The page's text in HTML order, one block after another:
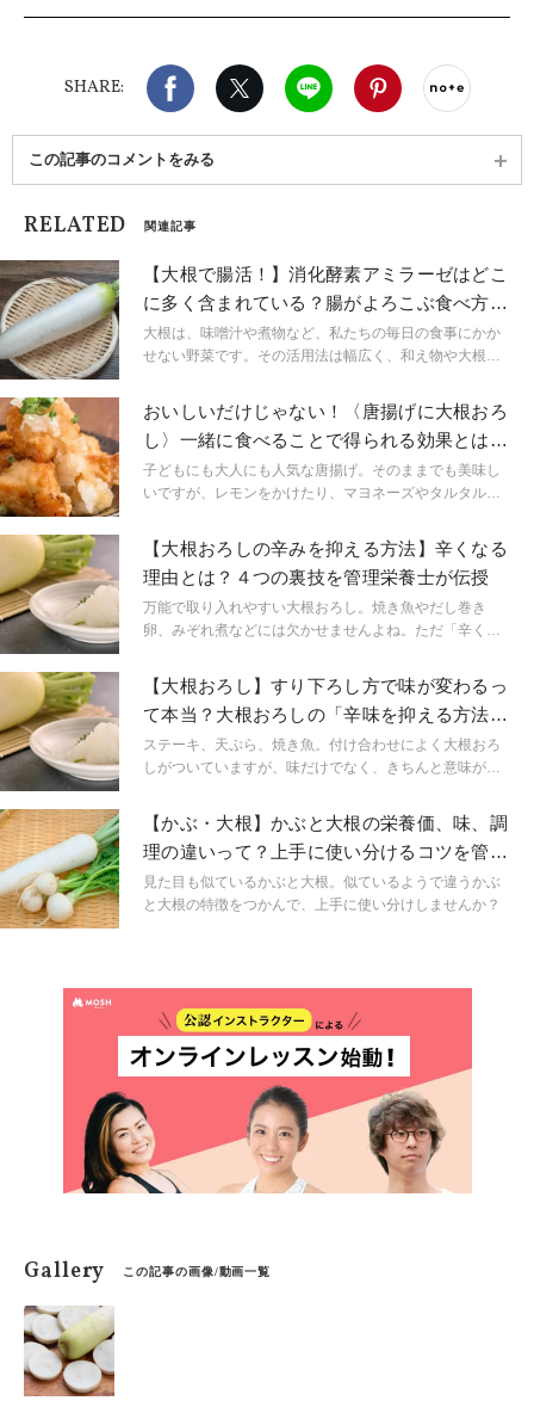
ンメニューの提案に携る。
SHARE:
Facebook X（旧twitter）
LINE Pinterest
この記事のコメントをみる
RELATED 関連記事
【大根で腸活！】消化酵素アミラーゼはどこ
に多く含まれている？腸がよろこぶ食べ方
は？栄養士が回答
大根は、味噌汁や煮物など、私たちの毎日の食事にかか
せない野菜です。その活用法は幅広く、和え物や大根お
端部分で成分の違いがあることをご存じでしょうか。今
回は、大根の消化酵素、部位による違いについて管理栄
養士が解説します。
おいしいだけじゃない！〈唐揚げに大根おろ
し〉一緒に食べることで得られる効果とは？
管理栄養士が解説
子どもにも大人にも人気な唐揚げ。そのままでも美味し
いですが、レモンをかけたり、マヨネーズやタルタルソ
すね。実は、唐揚げに大根おろしの組み合わせもおいし
いのをご存じですか？しかも、おいしいだけではなく、
嬉しい栄養効果も！今回は唐揚げと大根おろしの意外な
栄養効果について解説します。
【大根おろしの辛みを抑える方法】辛くなる
理由とは？４つの裏技を管理栄養士が伝授
万能で取り入れやすい大根おろし。焼き魚やだし巻き
卵、みぞれ煮などには欠かせませんよね。ただ「辛くて
根おろしが辛くなる理由と、辛みを抑えるための方法に
ついて紹介します。
【大根おろし】すり下ろし方で味が変わるっ
て本当？大根おろしの「辛味を抑える方法」
を栄養士が解説
ステーキ、天ぷら、焼き魚。付け合わせによく大根おろ
しがついていますが、味だけでなく、きちんと意味があ
て辛味が調整できることを知っていますか？今回は大根
おろしについて詳しくみていきましょう。
【かぶ・大根】かぶと大根の栄養価、味、調
理の違いって？上手に使い分けるコツを管理
栄養士が解説
見た目も似ているかぶと大根。似ているようで違うかぶ
と大根の特徴をつかんで、上手に使い分けしませんか？
Gallery この記事の画像/動画一覧